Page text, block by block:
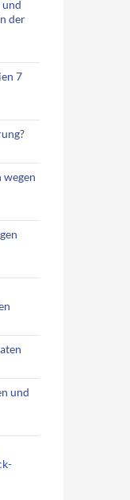
der
7
wegen
und